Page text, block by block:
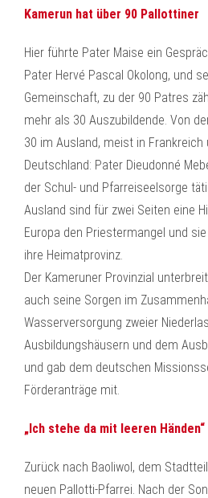
Kamerun hat über 90 Pallottiner
Hier führte Pater Maise ein
Pater Hervé Pascal Okolong, und
Gemeinschaft, zu der 90 Patres
mehr als 30 Auszubildende. Von
30 im Ausland, meist in Frankreich
Deutschland: Pater Dieudonné
der Schul- und Pfarreiseelsorge
Ausland sind für zwei Seiten eine
Europa den Priestermangel und
ihre Heimatprovinz.
Der Kameruner Provinzial
auch seine Sorgen im
Wasserversorgung zweier
Ausbildungshäusern und dem
und gab dem deutschen
Förderanträge mit.
„Ich stehe da mit leeren Händen“
Zurück nach Baoliwol, dem
neuen Pallotti-Pfarrei. Nach der